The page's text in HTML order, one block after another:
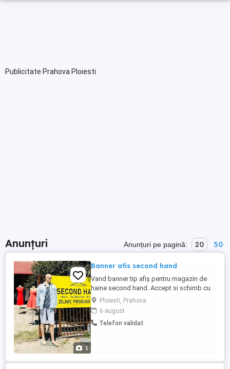
Publicitate Prahova Ploiesti
Anunțuri Anunțuri pe pagină: 20 50
1
Banner afis second hand
Vand banner tip afiș pentru magazin de
haine second hand. Accept si schimb cu
diverse. Mai multe detalii la telefon.
Ploiesti, Prahova
6 august
Telefon validat